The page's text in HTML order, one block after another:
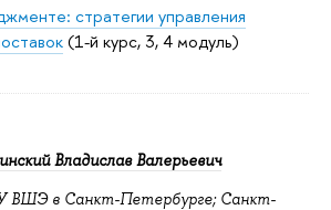
стратегии управления
(1-й курс, 3, 4 модуль)
Владислав Валерьевич
ВШЭ в Санкт-Петербурге; Санкт-